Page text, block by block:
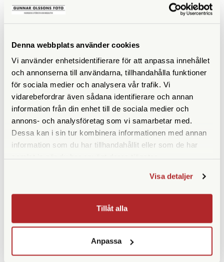
Denna webbplats använder cookies
Vi använder enhetsidentifierare för att anpassa innehållet
och annonserna till användarna, tillhandahålla funktioner
för sociala medier och analysera vår trafik. Vi
vidarebefordrar även sådana identifierare och annan
information från din enhet till de sociala medier och
annons- och analysföretag som vi samarbetar med.
Dessa kan i sin tur kombinera informationen med annan
information som du har tillhandahållit eller som de har
Visa detaljer
Tillåt alla
Anpassa
KÖP LÄS MER
ANDRA KÖPTE ÄVEN
(31025)
195 SEK
46mm) (31058)
Finns i lager
195 SEK